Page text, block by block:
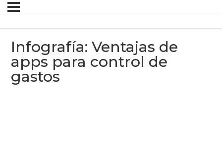
Infografía: Ventajas de
apps para control de
gastos